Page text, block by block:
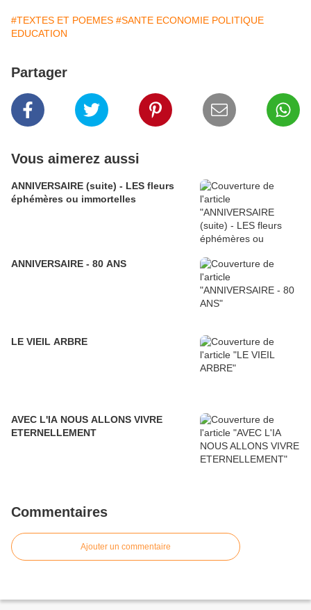
#TEXTES ET POEMES #SANTE ECONOMIE POLITIQUE
EDUCATION
Partager
Vous aimerez aussi
ANNIVERSAIRE (suite) - LES fleurs
éphémères ou immortelles
ANNIVERSAIRE - 80 ANS
LE VIEIL ARBRE
AVEC L'IA NOUS ALLONS VIVRE
ETERNELLEMENT
Commentaires
Ajouter un commentaire